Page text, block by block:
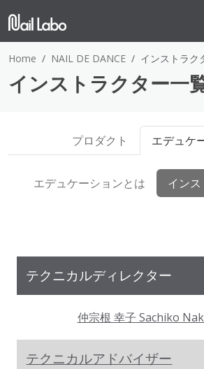
Home NAIL DE DANCE インストラク
インストラクター一
プロダクト エデュケ
エデュケーションとは イン
テクニカルディレクター
仲宗根 幸子 Sachiko
テクニカルアドバイザー